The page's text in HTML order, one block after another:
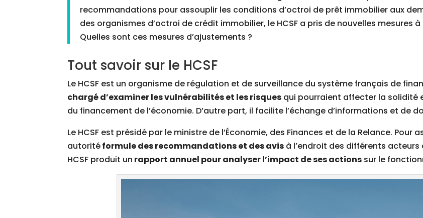
recommandations pour assouplir les conditions d’octroi de prêt immobilier aux
des organismes d’octroi de crédit immobilier, le HCSF a pris de nouvelles mesures à
Quelles sont ces mesures d’ajustements ?
Tout savoir sur le HCSF
Le HCSF est un organisme de régulation et de surveillance du système français de
chargé d’examiner les vulnérabilités et les risques qui pourraient affecter la solidité
du financement de l’économie. D’autre part, il facilite l’échange d’informations et de
Le HCSF est présidé par le ministre de l’Économie, des Finances et de la Relance.
autoritéformule des recommandations et des avis à l’endroit des différents
HCSF produit un rapport annuel pour analyser l’impact de ses actions sur le